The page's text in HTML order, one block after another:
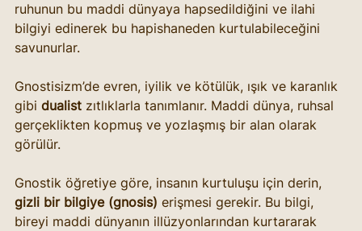
ruhunun bu maddi dünyaya hapsedildiğini ve ilahi
bilgiyi edinerek bu hapishaneden kurtulabileceğini
savunurlar.
Gnostisizm’de evren, iyilik ve kötülük, ışık ve karanlık
gibi dualist zıtlıklarla tanımlanır. Maddi dünya, ruhsal
gerçeklikten kopmuş ve yozlaşmış bir alan olarak
görülür.
Gnostik öğretiye göre, insanın kurtuluşu için derin,
gizli bir bilgiye (gnosis) erişmesi gerekir. Bu bilgi,
bireyi maddi dünyanın illüzyonlarından kurtararak